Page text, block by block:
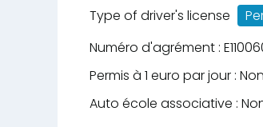
Type of driver's license
Numéro d'agrément :
Permis à 1 euro par jour : Non
Auto école associative :